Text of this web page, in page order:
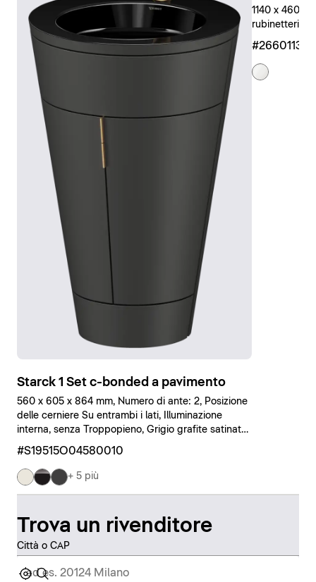
Starck 1 Set c-bonded a pavimento
560 x 605 x 864 mm, Numero di ante: 2, Posizione
delle cerniere Su entrambi i lati, Illuminazione
interna, senza Troppopieno, Grigio grafite satinato,
Nero
#S19515O04580010
+ 5 più
1140 x 460
rubinetteria,
Trova un rivenditore
Città o CAP